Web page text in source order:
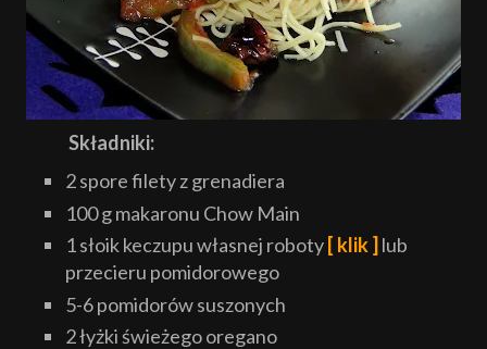
Składniki:
2 spore filety z grenadiera
100 g makaronu Chow Main
1 słoik keczupu własnej roboty [ klik ] lub
przecieru pomidorowego
5-6 pomidorów suszonych
2 łyżki świeżego oregano